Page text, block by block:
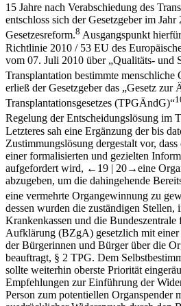
15 Jahre nach Verabschiedung des
entschloss sich der Gesetzgeber im
Gesetzesreform.8 Ausgangspunkt
Richtlinie 2010 / 53 EU des
vom 07. Juli 2010 über „Qualitäts- und
Transplantation bestimmte menschliche
erließ der Gesetzgeber das „Gesetz zur
Transplantationsgesetzes (TPGÄndG)“
Regelung der Entscheidungslösung im
Letzteres sah eine Ergänzung der bis
Zustimmungslösung dergestalt vor,
einer formalisierten und gezielten
aufgefordert wird, ←19 | 20→eine
abzugeben, um die dahingehende
eine vermehrte Organgewinnung zu
dessen wurden die zuständigen Stellen,
Krankenkassen und die Bundeszentrale
Aufklärung (BZgA) gesetzlich mit
der Bürgerinnen und Bürger über die
beauftragt, § 2 TPG. Dem
sollte weiterhin oberste Priorität
Empfehlungen zur Einführung der
Person zum potentiellen Organspender